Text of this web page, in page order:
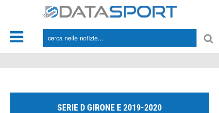
SERIE D GIRONE E 2019-2020